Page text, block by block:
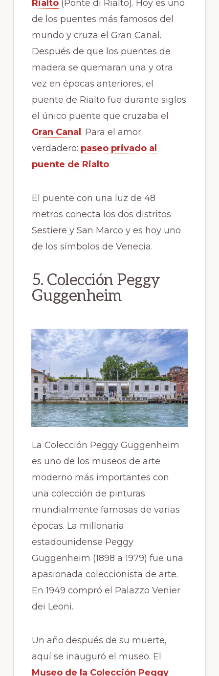
Rialto(Ponte di Rialto). Hoy es uno
de los puentes más famosos del
mundo y cruza el Gran Canal.
Después de que los puentes de
madera se quemaran una y otra
vez en épocas anteriores, el
puente de Rialto fue durante siglos
el único puente que cruzaba el
Gran Canal . Para el amor
verdadero: paseo privado al
puente de Rialto
El puente con una luz de 48
metros conecta los dos distritos
Sestiere y San Marco y es hoy uno
de los símbolos de Venecia.
5. Colección Peggy
Guggenheim
La Colección Peggy Guggenheim
es uno de los museos de arte
moderno más importantes con
una colección de pinturas
mundialmente famosas de varias
épocas. La millonaria
estadounidense Peggy
Guggenheim (1898 a 1979) fue una
apasionada coleccionista de arte.
En 1949 compró el Palazzo Venier
dei Leoni.
Un año después de su muerte,
aquí se inauguró el museo. El
Museo de la Colección Peggy